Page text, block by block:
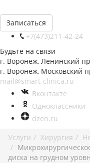
Записаться
+7(473)211-42-24
Будьте на связи
г. Воронеж, Ленинский
г. Воронеж, Московский
mail@smart-clinica.ru
Вконтакте
Одноклассники
dzen.ru
Услуги
Хирургия
диска на грудном